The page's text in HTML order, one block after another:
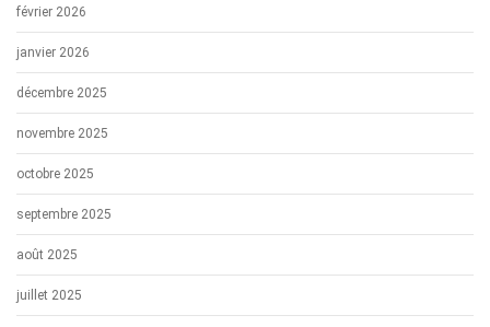
février 2026
janvier 2026
décembre 2025
novembre 2025
octobre 2025
septembre 2025
août 2025
juillet 2025